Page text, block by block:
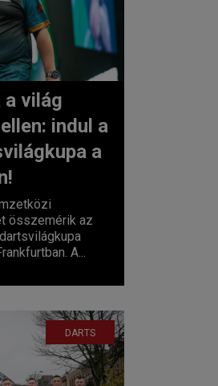
a világ
indul a
a
összemérik az
A...
DARTS